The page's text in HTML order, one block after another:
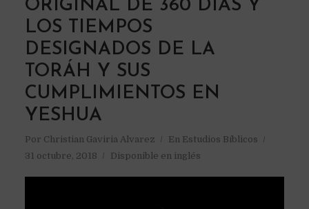
ORIGINAL DE 360 DÍAS Y
LOS TIEMPOS
DESIGNADOS DE LA
TORÁH Y SUS
CUMPLIMIENTOS EN
YESHUA
Por Christian Gaviria Alvarez En Estudios Bíblicos
31 octubre, 2018
Disponible en inglés